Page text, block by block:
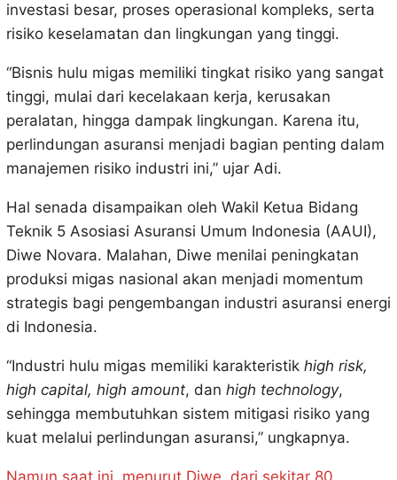
investasi besar, proses operasional kompleks, serta
risiko keselamatan dan lingkungan yang tinggi.
“Bisnis hulu migas memiliki tingkat risiko yang sangat
tinggi, mulai dari kecelakaan kerja, kerusakan
peralatan, hingga dampak lingkungan. Karena itu,
perlindungan asuransi menjadi bagian penting dalam
manajemen risiko industri ini,” ujar Adi.
Hal senada disampaikan oleh Wakil Ketua Bidang
Teknik 5 Asosiasi Asuransi Umum Indonesia (AAUI),
Diwe Novara. Malahan, Diwe menilai peningkatan
produksi migas nasional akan menjadi momentum
strategis bagi pengembangan industri asuransi energi
di Indonesia.
“Industri hulu migas memiliki karakteristik high risk,
high capital, high amount, dan high technology,
sehingga membutuhkan sistem mitigasi risiko yang
kuat melalui perlindungan asuransi,” ungkapnya.